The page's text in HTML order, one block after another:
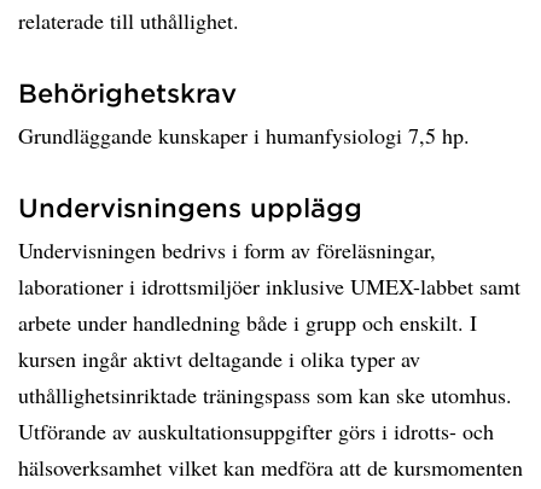
relaterade till uthållighet.
Behörighetskrav
Grundläggande kunskaper i humanfysiologi 7,5 hp.
Undervisningens upplägg
Undervisningen bedrivs i form av föreläsningar,
laborationer i idrottsmiljöer inklusive UMEX-labbet samt
arbete under handledning både i grupp och enskilt. I
kursen ingår aktivt deltagande i olika typer av
uthållighetsinriktade träningspass som kan ske utomhus.
Utförande av auskultationsuppgifter görs i idrotts- och
hälsoverksamhet vilket kan medföra att de kursmomenten